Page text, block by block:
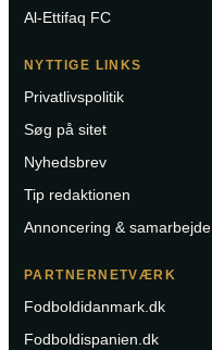
Al-Ettifaq FC
NYTTIGE LINKS
Privatlivspolitik
Søg på sitet
Nyhedsbrev
Tip redaktionen
Annoncering & samarbejde
PARTNERNETVÆRK
Fodboldidanmark.dk
Fodboldispanien.dk